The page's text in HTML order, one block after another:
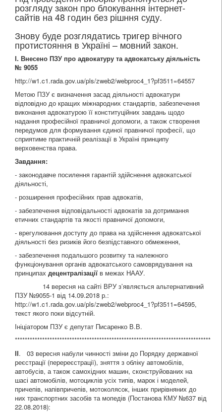
розгляду закон про блокування інтернет-
сайтів на 48 годин без рішння суду.
Знову буде розглядатись тригер вічного
протистояння в Україні – мовний закон.
І. Внесено ПЗУ про адвокатуру та адвокатську діяльність
№ 9055
http://w1.c1.rada.gov.ua/pls/zweb2/webproc4_1?pf3511=64557
Метою ПЗУ є визначення засад діяльності адвокатури
відповідно до кращих міжнародних стандартів, забезпечення
виконання адвокатурою її конституційних завдань щодо
надання професійної правничої допомоги, а також створення
передумов для формування єдиної правничої професії, що
сприятиме практичній реалізації в Україні принципу
верховенства права.
Завдання:
- законодавче посилення гарантій здійснення адвокатської
діяльності,
- розширення професійних прав адвокатів,
- забезпечення відповідальності адвокатів за дотримання
етичних стандартів та якості правничої допомоги,
- врегулювання доступу до права на здійснення адвокатської
діяльності без ризиків його безпідставного обмеження,
- забезпечення подальшого розвитку та належного
функціонування органів адвокатського самоврядування на
принципах децентралізації в межах НААУ.
14 вересня на сайті ВРУ з’являється альтернативний
ПЗУ №9055-1 від 14.09.2018 р.:
http://w1.c1.rada.gov.ua/pls/zweb2/webproc4_1?pf3511=64595,
текст якого поки відсутній.
Ініціатором ПЗУ є депутат Писаренко В.В.
*******************************************************************************
ІІ. 03 вересня набули чинності зміни до Порядку державної
реєстрації (перереєстрації), зняття з обліку автомобілів,
автобусів, а також самохідних машин, сконструйованих на
шасі автомобілів, мотоциклів усіх типів, марок і моделей,
причепів, напівпричепів, мотоколясок, інших прирівняних до
них транспортних засобів та мопедів (Постанова КМУ №637 від
22.08.2018):